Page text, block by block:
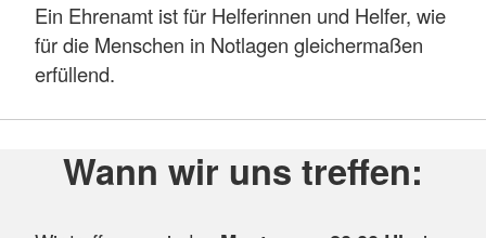
Ein Ehrenamt ist für Helferinnen und Helfer, wie
für die Menschen in Notlagen gleichermaßen
erfüllend.
Wann wir uns treffen: